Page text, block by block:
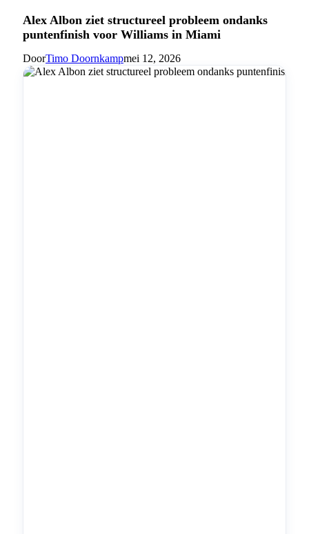
Alex Albon ziet structureel probleem ondanks
puntenfinish voor Williams in Miami
DoorTimo Doornkampmei 12, 2026